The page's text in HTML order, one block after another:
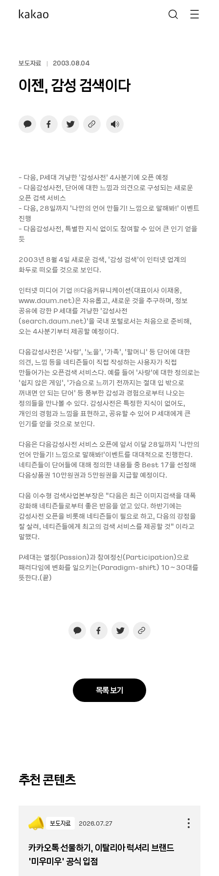
보도자료 2003.08.04
이젠, 감성 검색이다
- 다음, P세대 겨냥한 ‘감성사전’ 4사분기에 오픈 예정
- 다음감성사전, 단어에 대한 느낌과 의견으로 구성되는 새로운
오픈 검색 서비스
- 다음, 28일까지 ‘나만의 언어 만들기! 느낌으로 말해봐!’ 이벤트
진행
- 다음감성사전, 특별한 지식 없이도 참여할 수 있어 큰 인기 얻을
듯
2003년 8월 4일 새로운 검색, ‘감성 검색’이 인터넷 업계의
화두로 떠오를 것으로 보인다.
인터넷 미디어 기업 ㈜다음커뮤니케이션(대표이사 이재웅,
www.daum.net)은 자유롭고, 새로운 것을 추구하며, 정보
공유에 강한 P 세대를 겨냥한 ‘감성사전
(search.daum.net)’을 국내 포털로서는 처음으로 준비해,
오는 4사분기부터 제공할 예정이다.
다음감성사전은 ‘사랑’, ‘노을’, ‘가족’, ‘할머니’ 등 단어에 대한
의견, 느낌 등을 네티즌들이 직접 작성하는 사용자가 직접
만들어가는 오픈검색 서비스다. 예를 들어 ‘사랑’에 대한 정의로는
‘쉽지 않은 게임’, ‘가슴으로 느끼기 전까지는 절대 입 밖으로
꺼내면 안 되는 단어’ 등 풍부한 감성과 경험으로부터 나오는
정의들을 만나볼 수 있다. 감성사전은 특정한 지식이 없어도,
개인의 경험과 느낌을 표현하고, 공유할 수 있어 P 세대에게 큰
인기를 얻을 것으로 보인다.
다음은 다음감성사전 서비스 오픈에 앞서 이달 28일까지 ‘나만의
언어 만들기! 느낌으로 말해봐!’이벤트를 대대적으로 진행한다.
네티즌들이 단어들에 대해 정의한 내용들 중 Best 17을 선정해
다음상품권 10만원권과 5만원권을 지급할 예정이다.
다음 이수형 검색사업본부장은 “다음은 최근 이미지검색을 대폭
강화해 네티즌들로부터 좋은 반응을 얻고 있다. 하반기에는
감성사전 오픈을 비롯해 네티즌들이 필요로 하고, 다음의 강점을
잘 살려, 네티즌들에게 최고의 검색 서비스를 제공할 것” 이라고
말했다.
P세대는 열정(Passion)과 참여정신(Participation)으로
패러다임에 변화를 일으키는(Paradigm-shift) 10∼30대를
뜻한다.(끝)
목록 보기
추천 콘텐츠
보도자료 2026.07.27
카카오톡 선물하기, 이탈리아 럭셔리 브랜드
'미우미우' 공식 입점